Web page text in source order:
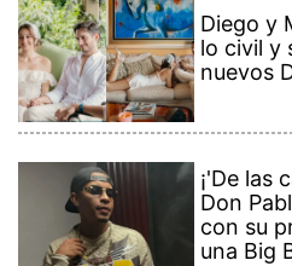
Diego y
lo civil y
nuevos
¡'De las
Don
con su
una Big